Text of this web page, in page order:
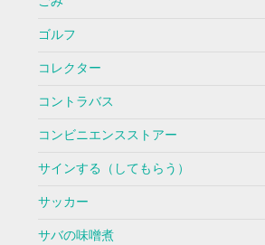
ゴルフ
コレクター
コントラバス
コンビニエンスストアー
サインする（してもらう）
サッカー
サバの味噌煮